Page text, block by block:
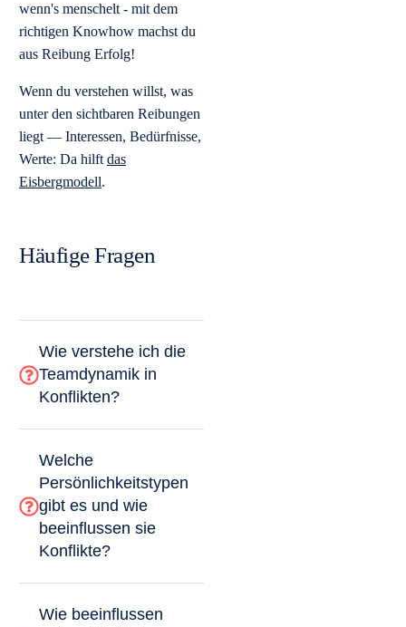
wenn's menschelt - mit dem
richtigen Knowhow machst du
aus Reibung Erfolg!
Wenn du verstehen willst, was
unter den sichtbaren Reibungen
liegt — Interessen, Bedürfnisse,
Werte: Da hilft das
Eisbergmodell.
Häufige Fragen
Wie verstehe ich die
Teamdynamik in
Konflikten?
Welche
Persönlichkeitstypen
gibt es und wie
beeinflussen sie
Konflikte?
Wie beeinflussen